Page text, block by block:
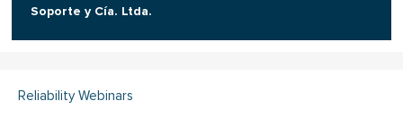
Soporte y Cía. Ltda.
Reliability Webinars